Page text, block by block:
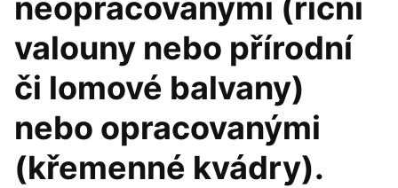
neopracovanými (říční
valouny nebo přírodní
či lomové balvany)
nebo opracovanými
(křemenné kvádry).